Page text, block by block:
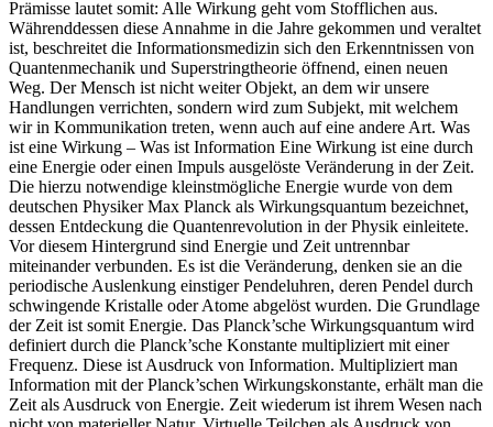
Prämisse lautet somit: Alle Wirkung geht vom Stofflichen aus.
Währenddessen diese Annahme in die Jahre gekommen und veraltet
ist, beschreitet die Informationsmedizin sich den Erkenntnissen von
Quantenmechanik und Superstringtheorie öffnend, einen neuen
Weg. Der Mensch ist nicht weiter Objekt, an dem wir unsere
Handlungen verrichten, sondern wird zum Subjekt, mit welchem
wir in Kommunikation treten, wenn auch auf eine andere Art. Was
ist eine Wirkung – Was ist Information Eine Wirkung ist eine durch
eine Energie oder einen Impuls ausgelöste Veränderung in der Zeit.
Die hierzu notwendige kleinstmögliche Energie wurde von dem
deutschen Physiker Max Planck als Wirkungsquantum bezeichnet,
dessen Entdeckung die Quantenrevolution in der Physik einleitete.
Vor diesem Hintergrund sind Energie und Zeit untrennbar
miteinander verbunden. Es ist die Veränderung, denken sie an die
periodische Auslenkung einstiger Pendeluhren, deren Pendel durch
schwingende Kristalle oder Atome abgelöst wurden. Die Grundlage
der Zeit ist somit Energie. Das Planck’sche Wirkungsquantum wird
definiert durch die Planck’sche Konstante multipliziert mit einer
Frequenz. Diese ist Ausdruck von Information. Multipliziert man
Information mit der Planck’schen Wirkungskonstante, erhält man die
Zeit als Ausdruck von Energie. Zeit wiederum ist ihrem Wesen nach